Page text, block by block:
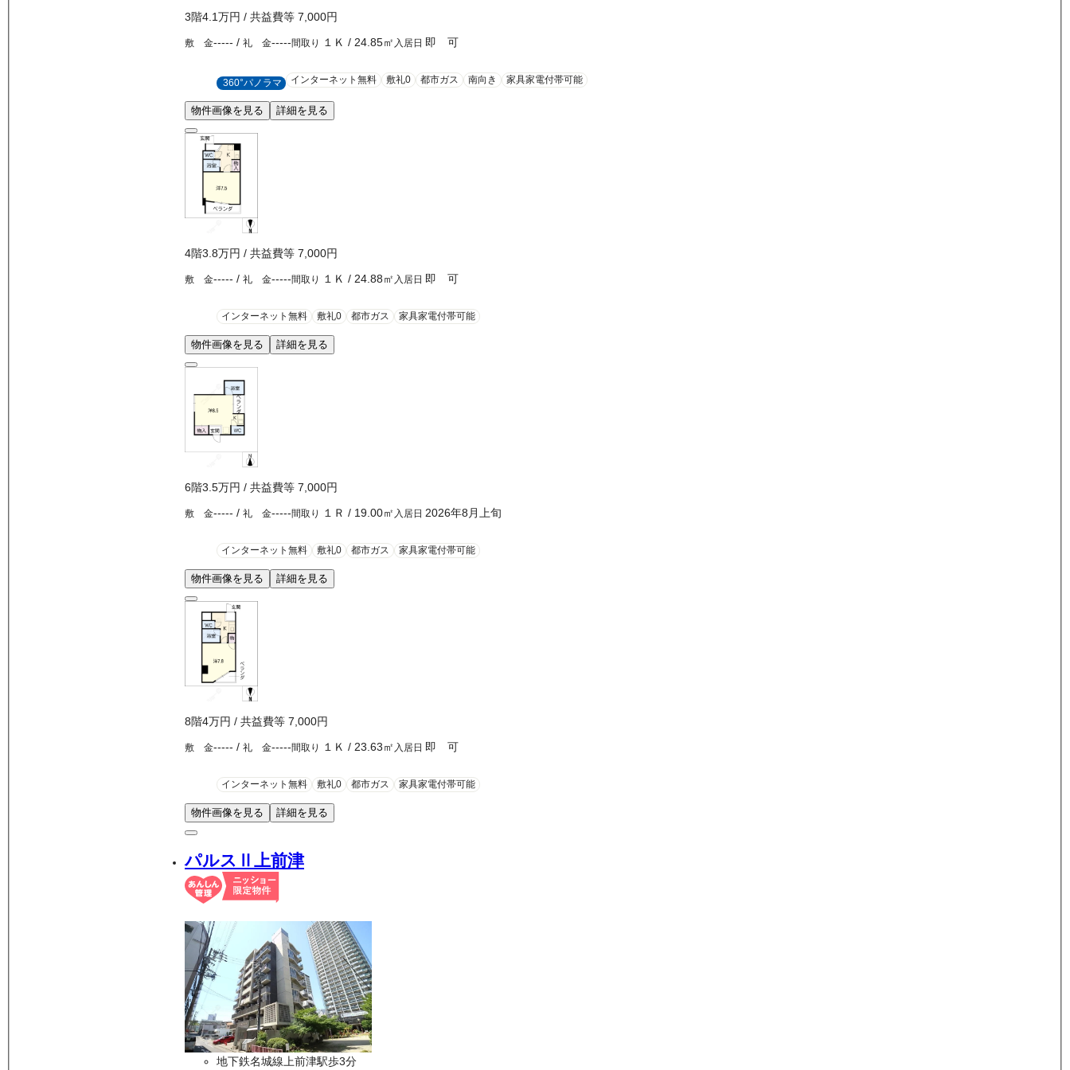
3階4.1万円 / 共益費等 7,000円
敷 金----- / 礼 金-----間取り １Ｋ / 24.85㎡ 入居日 即 可
360°パノラマ インターネット無料 敷礼0 都市ガス 南向き 家具家電付帯可能
物件画像を見る 詳細を見る
4階3.8万円 / 共益費等 7,000円
敷 金----- / 礼 金-----間取り １Ｋ / 24.88㎡ 入居日 即 可
インターネット無料 敷礼0 都市ガス 家具家電付帯可能
物件画像を見る 詳細を見る
6階3.5万円 / 共益費等 7,000円
敷 金----- / 礼 金-----間取り １Ｒ / 19.00㎡ 入居日 2026年8月上旬
インターネット無料 敷礼0 都市ガス 家具家電付帯可能
物件画像を見る 詳細を見る
8階4万円 / 共益費等 7,000円
敷 金----- / 礼 金-----間取り １Ｋ / 23.63㎡ 入居日 即 可
インターネット無料 敷礼0 都市ガス 家具家電付帯可能
物件画像を見る 詳細を見る
パルスⅡ上前津
地下鉄名城線上前津駅歩3分